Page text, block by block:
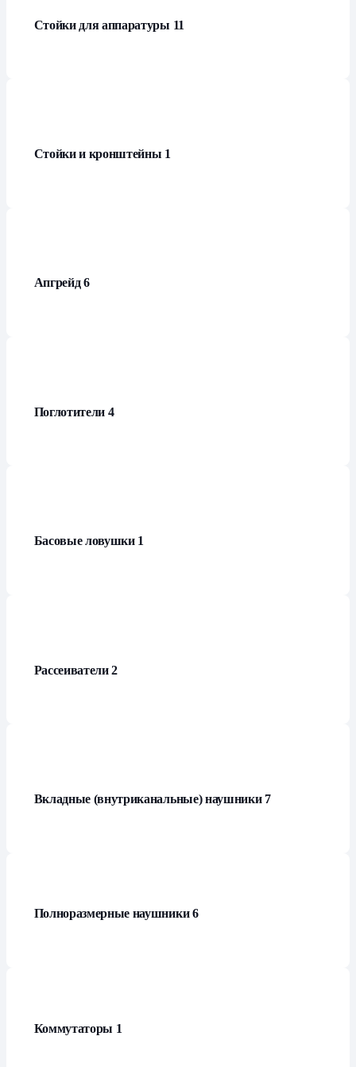
Стойки для аппаратуры 11
Стойки и кронштейны 1
Апгрейд6
Поглотители 4
Басовые ловушки 1
Рассеиватели2
Вкладные (внутриканальные) наушники 7
Полноразмерные наушники6
Коммутаторы 1